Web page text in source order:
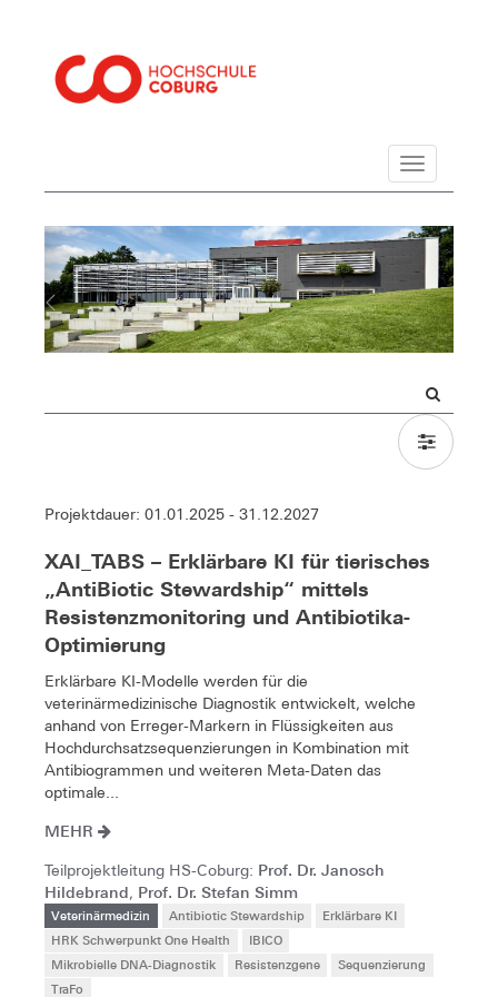
Navigation
Projektdauer: 01.01.2025 - 31.12.2027
XAI_TABS – Erklärbare KI für tierisches
„AntiBiotic Stewardship“ mittels
Resistenzmonitoring und Antibiotika-
Optimierung
Erklärbare KI-Modelle werden für die
veterinärmedizinische Diagnostik entwickelt, welche
anhand von Erreger-Markern in Flüssigkeiten aus
Hochdurchsatzsequenzierungen in Kombination mit
Antibiogrammen und weiteren Meta-Daten das
optimale...
MEHR
Teilprojektleitung HS-Coburg: Prof. Dr. Janosch
Hildebrand, Prof. Dr. Stefan Simm
Veterinärmedizin Antibiotic Stewardship
Erklärbare KI
HRK Schwerpunkt One Health
IBICO
Mikrobielle DNA-Diagnostik
Resistenzgene
Sequenzierung
TraFo